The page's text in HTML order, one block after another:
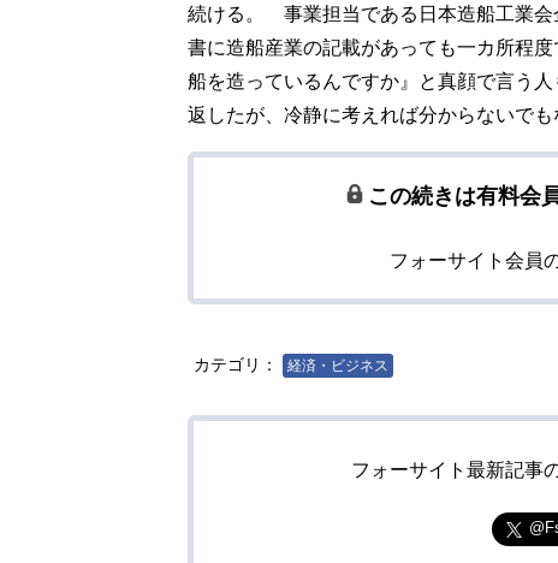
続ける。 事業担当である日本造船工業会
書に造船産業の記載があっても一カ所程
船を造っているんですか』と真顔で言う
返したが、冷静に考えれば分からないでも
この続きは有料会
フォーサイト会員
カテゴリ： 経済・ビジネス
フォーサイト最新記事